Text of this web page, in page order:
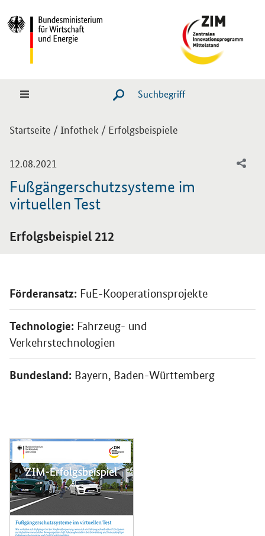
SUCHE STARTEN
Sie sind hier:
Startseite /Infothek / Erfolgsbeispiele
12.08.2021
Fußgängerschutzsysteme im
virtuellen Test
Erfolgsbeispiel 212
Förderansatz: FuE-Kooperationsprojekte
Technologie: Fahrzeug- und
Verkehrstechnologien
Bundesland: Bayern, Baden-Württemberg